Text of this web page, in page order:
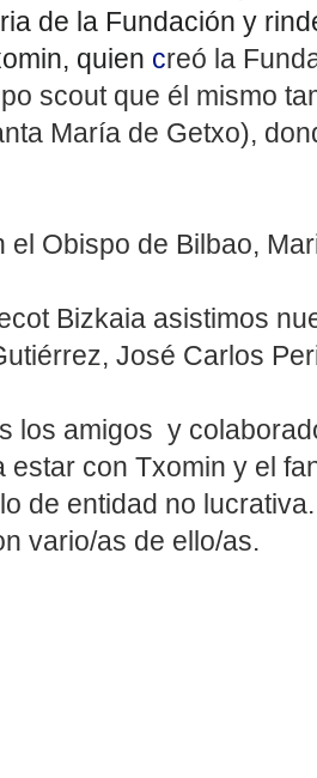
de la Fundación y
quien creó la
scout que él mismo
María de Getxo),
el Obispo de Bilbao,
Bizkaia asistimos
José Carlos
los amigos y
estar con Txomin y el
de entidad no
vario/as de ello/as.